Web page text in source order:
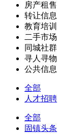
房产租售
转让信息
教育培训
二手市场
同城社群
寻人寻物
公共信息
全部
人才招聘
全部
固镇头条